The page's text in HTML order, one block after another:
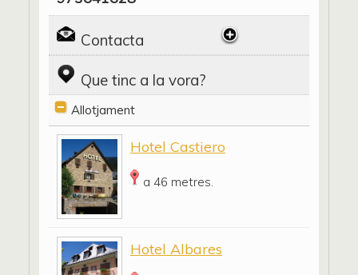
Contacta
Que tinc a la vora?
Allotjament
Hotel Castiero
a 46 metres.
Hotel Albares